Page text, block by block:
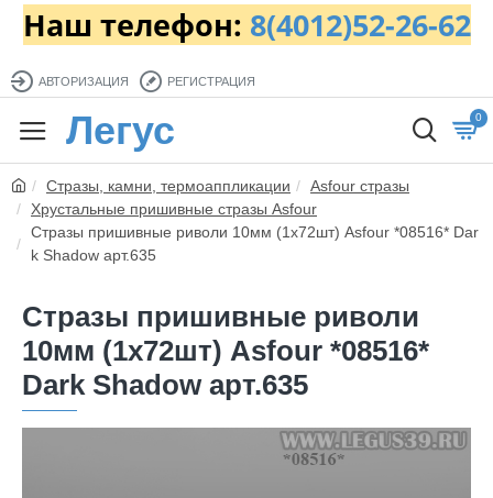
Наш телефон: 8(4012)52-26-62
АВТОРИЗАЦИЯ РЕГИСТРАЦИЯ
Легус 0
Стразы, камни, термоаппликации
Asfour стразы
Хрустальные пришивные стразы Asfour
Стразы пришивные риволи 10мм (1x72шт) Asfour *08516* Dar
k Shadow арт.635
Стразы пришивные риволи
10мм (1x72шт) Asfour *08516*
Dark Shadow арт.635